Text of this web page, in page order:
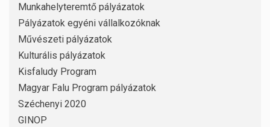
Munkahelyteremtő pályázatok
Pályázatok egyéni vállalkozóknak
Művészeti pályázatok
Kulturális pályázatok
Kisfaludy Program
Magyar Falu Program pályázatok
Széchenyi 2020
GINOP